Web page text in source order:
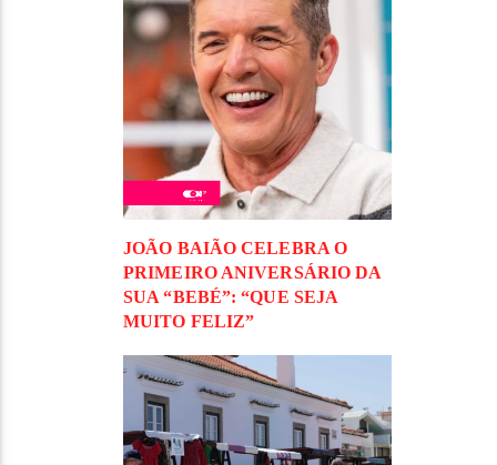
JOÃO BAIÃO CELEBRA O
PRIMEIRO ANIVERSÁRIO DA
SUA “BEBÉ”: “QUE SEJA
MUITO FELIZ”